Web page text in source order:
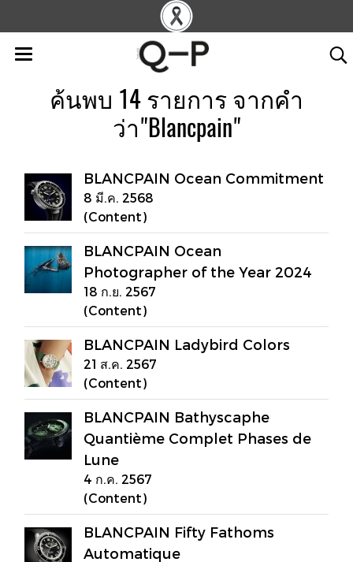
ค้นพบ 14 รายการ จากคำ
ว่า"Blancpain"
BLANCPAIN Ocean Commitment
8 มี.ค. 2568
(Content)
BLANCPAIN Ocean
Photographer of the Year 2024
18 ก.ย. 2567
(Content)
BLANCPAIN Ladybird Colors
21 ส.ค. 2567
(Content)
BLANCPAIN Bathyscaphe
Quantième Complet Phases de
Lune
4 ก.ค. 2567
(Content)
BLANCPAIN Fifty Fathoms
Automatique